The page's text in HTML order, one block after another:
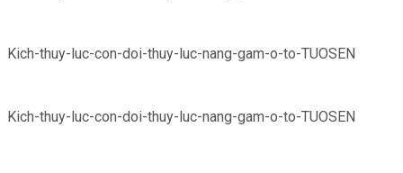
Kich-thuy-luc-con-doi-thuy-luc-nang-gam-o-to-TUOSEN
Kich-thuy-luc-con-doi-thuy-luc-nang-gam-o-to-TUOSEN